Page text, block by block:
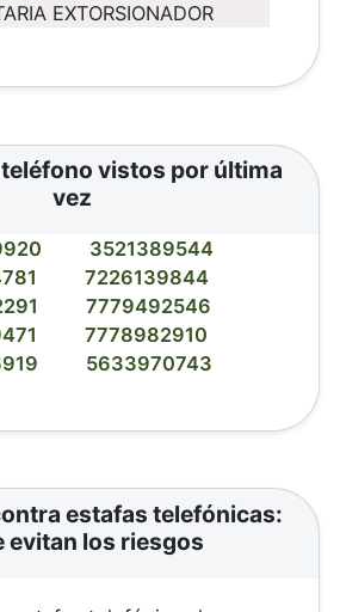
EXTORSIONADOR
vistos por última
vez
3521389544
7226139844
7779492546
7778982910
5633970743
estafas telefónicas:
evitan los riesgos